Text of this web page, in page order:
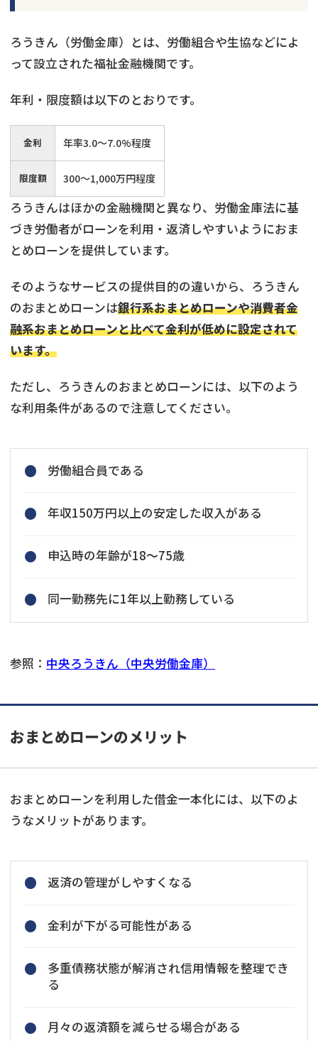
ろうきん（労働金庫）とは、労働組合や生協などによ
って設立された福祉金融機関です。
年利・限度額は以下のとおりです。
金利 年率3.0〜7.0%程度
限度額 300〜1,000万円程度
ろうきんはほかの金融機関と異なり、労働金庫法に基
づき労働者がローンを利用・返済しやすいようにおま
とめローンを提供しています。
そのようなサービスの提供目的の違いから、ろうきん
のおまとめローンは銀行系おまとめローンや消費者金
融系おまとめローンと比べて金利が低めに設定されて
います。
ただし、ろうきんのおまとめローンには、以下のよう
な利用条件があるので注意してください。
労働組合員である
年収150万円以上の安定した収入がある
申込時の年齢が18〜75歳
同一勤務先に1年以上勤務している
参照： 中央ろうきん（中央労働金庫）
おまとめローンのメリット
おまとめローンを利用した借金一本化には、以下のよ
うなメリットがあります。
返済の管理がしやすくなる
金利が下がる可能性がある
多重債務状態が解消され信用情報を整理でき
る
月々の返済額を減らせる場合がある